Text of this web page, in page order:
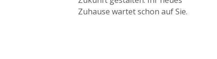
Zuhause wartet schon auf Sie.